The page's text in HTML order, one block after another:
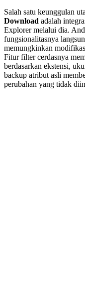
Salah satu keunggulan
Download adalah
Explorer melalui dia.
fungsionalitasnya
memungkinkan
Fitur filter cerdasnya
berdasarkan ekstensi,
backup atribut asli
perubahan yang tidak